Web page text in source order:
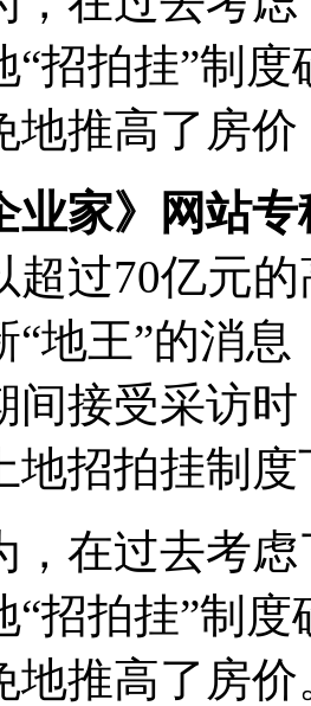
“招拍挂”制
地推高了房价
业家》网站
超过70亿元
“地王”的消息
间接受采访
地招拍挂制
，在过去考
“招拍挂”制
地推高了房